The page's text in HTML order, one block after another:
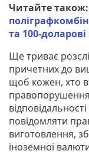
Читайте також:
та 100-
Ще триває
причетних до
щоб кожен, хто
повідомляти
виготовлення,
іноземної